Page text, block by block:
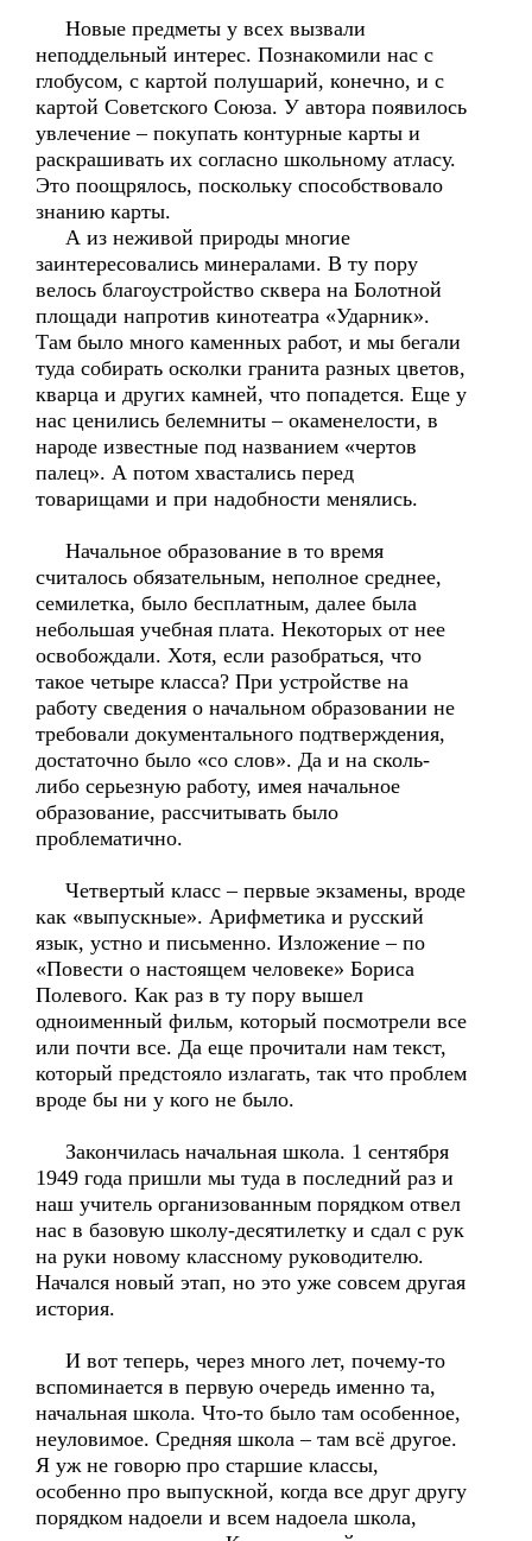
Новые предметы у всех вызвали
неподдельный интерес. Познакомили нас с
глобусом, с картой полушарий, конечно, и с
картой Советского Союза. У автора появилось
увлечение – покупать контурные карты и
раскрашивать их согласно школьному атласу.
Это поощрялось, поскольку способствовало
знанию карты.
А из неживой природы многие
заинтересовались минералами. В ту пору
велось благоустройство сквера на Болотной
площади напротив кинотеатра «Ударник».
Там было много каменных работ, и мы бегали
туда собирать осколки гранита разных цветов,
кварца и других камней, что попадется. Еще у
нас ценились белемниты – окаменелости, в
народе известные под названием «чертов
палец». А потом хвастались перед
товарищами и при надобности менялись.
Начальное образование в то время
считалось обязательным, неполное среднее,
семилетка, было бесплатным, далее была
небольшая учебная плата. Некоторых от нее
освобождали. Хотя, если разобраться, что
такое четыре класса? При устройстве на
работу сведения о начальном образовании не
требовали документального подтверждения,
достаточно было «со слов». Да и на сколь-
либо серьезную работу, имея начальное
образование, рассчитывать было
проблематично.
Четвертый класс – первые экзамены, вроде
как «выпускные». Арифметика и русский
язык, устно и письменно. Изложение – по
«Повести о настоящем человеке» Бориса
Полевого. Как раз в ту пору вышел
одноименный фильм, который посмотрели все
или почти все. Да еще прочитали нам текст,
который предстояло излагать, так что проблем
вроде бы ни у кого не было.
Закончилась начальная школа. 1 сентября
1949 года пришли мы туда в последний раз и
наш учитель организованным порядком отвел
нас в базовую школу-десятилетку и сдал с рук
на руки новому классному руководителю.
Начался новый этап, но это уже совсем другая
история.
И вот теперь, через много лет, почему-то
вспоминается в первую очередь именно та,
начальная школа. Что-то было там особенное,
неуловимое. Средняя школа – там всё другое.
Я уж не говорю про старшие классы,
особенно про выпускной, когда все друг другу
порядком надоели и всем надоела школа,